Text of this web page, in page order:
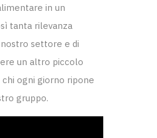
in un
tanta rilevanza
settore e di
un altro piccolo
ogni giorno ripone
gruppo.